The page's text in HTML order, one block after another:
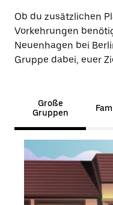
Ob du zusätzlichen
Vorkehrungen
Neuenhagen bei
Gruppe dabei, euer
Große
Gruppen